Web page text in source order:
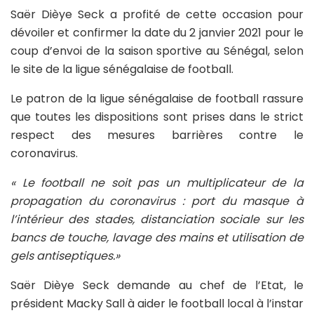
Saër Dièye Seck a profité de cette occasion pour
dévoiler et confirmer la date du 2 janvier 2021 pour le
coup d’envoi de la saison sportive au Sénégal, selon
le site de la ligue sénégalaise de football.
Le patron de la ligue sénégalaise de football rassure
que toutes les dispositions sont prises dans le strict
respect des mesures barrières contre le
coronavirus.
« Le football ne soit pas un multiplicateur de la
propagation du coronavirus : port du masque à
l’intérieur des stades, distanciation sociale sur les
bancs de touche, lavage des mains et utilisation de
gels antiseptiques.»
Saër Dièye Seck demande au chef de l’Etat, le
président Macky Sall à aider le football local à l’instar